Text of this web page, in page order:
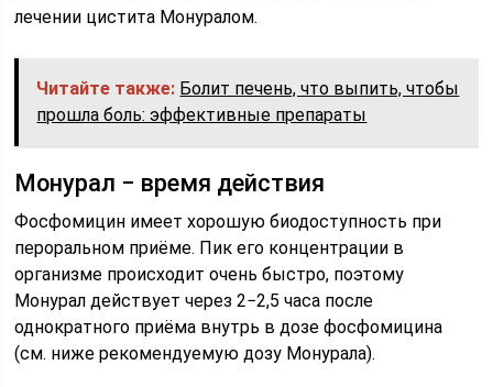
лечении цистита Монуралом.
Читайте также: Болит печень, что выпить, чтобы
прошла боль: эффективные препараты
Монурал − время действия
Фосфомицин имеет хорошую биодоступность при
пероральном приёме. Пик его концентрации в
организме происходит очень быстро, поэтому
Монурал действует через 2−2,5 часа после
однократного приёма внутрь в дозе фосфомицина
(см. ниже рекомендуемую дозу Монурала).